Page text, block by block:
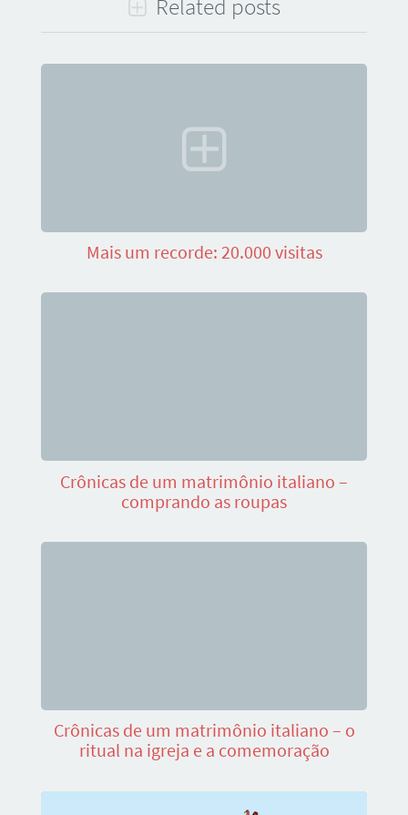
Related posts
Mais um recorde: 20.000 visitas
Crônicas de um matrimônio italiano –
comprando as roupas
Crônicas de um matrimônio italiano – o
ritual na igreja e a comemoração